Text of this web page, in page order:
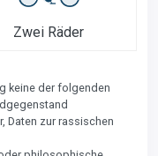
Zwei Räder
keine der folgenden
Daten zur rassischen